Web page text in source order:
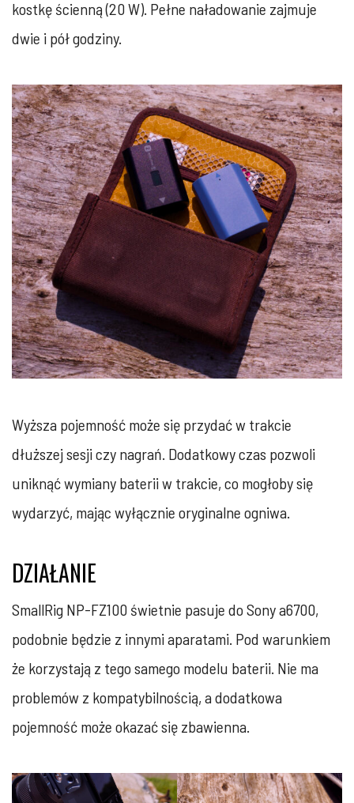
kostkę ścienną (20 W). Pełne naładowanie zajmuje
dwie i pół godziny.
Wyższa pojemność może się przydać w trakcie
dłuższej sesji czy nagrań. Dodatkowy czas pozwoli
uniknąć wymiany baterii w trakcie, co mogłoby się
wydarzyć, mając wyłącznie oryginalne ogniwa.
DZIAŁANIE
SmallRig NP-FZ100 świetnie pasuje do Sony a6700,
podobnie będzie z innymi aparatami. Pod warunkiem
że korzystają z tego samego modelu baterii. Nie ma
problemów z kompatybilnością, a dodatkowa
pojemność może okazać się zbawienna.